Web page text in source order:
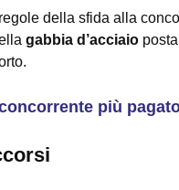
della sfida alla
gabbia d’acciaio
più